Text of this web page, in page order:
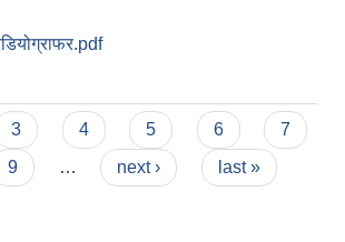
3 4 5 6
7
9 … next › last »